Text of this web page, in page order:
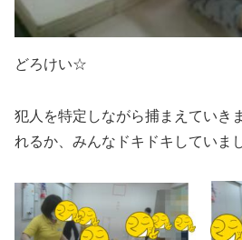
どろけい☆
犯人を特定しながら捕まえていき
れるか、みんなドキドキしていま